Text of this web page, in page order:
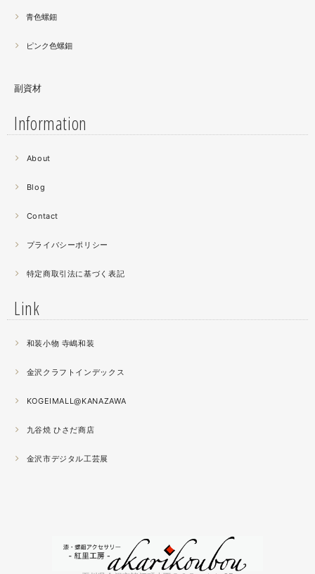
螺鈿細工の工程。青みの強い鮑貝を使ってステンドグラス
曲面に螺鈿するためには貝も小さなカケラを使う必要が...
昔作った２０００ピースのジグソーパズルを思い出す。ひ
薔薇のブローチ木地制作中。
薄く作らねば。。。パキッとやってしまったときの悲しさ
秋の催事シーズンに向けてまた木地を作り始めました。
2021.04
いの桜が満開になりました。
で石川県地場産業振興センター本館１階にて開催です。石
川県内で活動する５０歳未満の作り手６０人による展示会
青色螺鈿
ピンク色螺鈿
副資材
Information
About
Blog
Contact
プライバシーポリシー
特定商取引法に基づく表記
Link
和装小物 寺嶋和装
金沢クラフトインデックス
KOGEIMALL@KANAZAWA
九谷焼 ひさだ商店
金沢市デジタル工芸展